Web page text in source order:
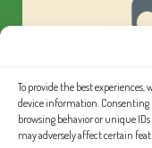
To provide the best experiences,
device information. Consenting
browsing behavior or unique
may adversely affect certain
¿Quieres